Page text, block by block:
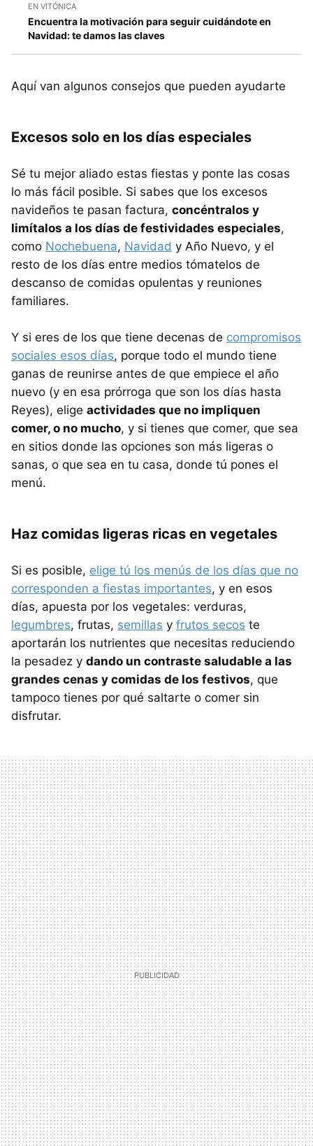
EN VITÓNICA
Encuentra la motivación para seguir cuidándote en
Navidad: te damos las claves
Aquí van algunos consejos que pueden ayudarte
Excesos solo en los días especiales
Sé tu mejor aliado estas fiestas y ponte las cosas
lo más fácil posible. Si sabes que los excesos
navideños te pasan factura, concéntralos y
limítalos a los días de festividades especiales,
como Nochebuena, Navidad y Año Nuevo, y el
resto de los días entre medios tómatelos de
descanso de comidas opulentas y reuniones
familiares.
Y si eres de los que tiene decenas de compromisos
sociales esos días, porque todo el mundo tiene
ganas de reunirse antes de que empiece el año
nuevo (y en esa prórroga que son los días hasta
Reyes), elige actividades que no impliquen
comer, o no mucho, y si tienes que comer, que sea
en sitios donde las opciones son más ligeras o
sanas, o que sea en tu casa, donde tú pones el
menú.
Haz comidas ligeras ricas en vegetales
Si es posible, elige tú los menús de los días que no
corresponden a fiestas importantes, y en esos
días, apuesta por los vegetales: verduras,
legumbres, frutas, semillas y frutos secos te
aportarán los nutrientes que necesitas reduciendo
la pesadez y dando un contraste saludable a las
grandes cenas y comidas de los festivos, que
tampoco tienes por qué saltarte o comer sin
disfrutar.